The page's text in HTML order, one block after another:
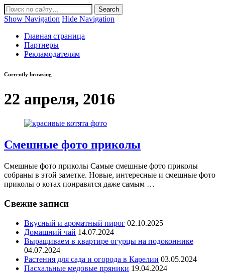
Show Navigation Hide Navigation
Главная страница
Партнеры
Рекламодателям
Currently browsing
22 апреля, 2016
Смешные фото приколы
Смешные фото приколы Самые смешные фото приколы
собраны в этой заметке. Новые, интересные и смешные фото
приколы о котах понравятся даже самым …
Свежие записи
Вкусный и ароматный пирог 02.10.2025
Домашний чай 14.07.2024
Выращиваем в квартире огурцы на подоконнике
04.07.2024
Растения для сада и огорода в Карелии 03.05.2024
Пасхальные медовые пряники 19.04.2024